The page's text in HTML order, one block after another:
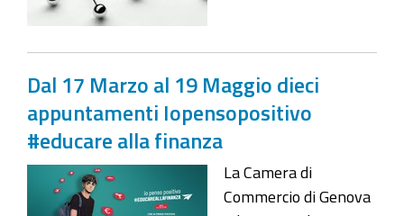
Dal 17 Marzo al 19 Maggio dieci
appuntamenti Iopensopositivo
#educare alla finanza
La Camera di
Commercio di Genova